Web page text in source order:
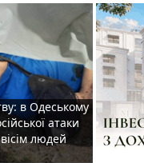
в Одеському
атаки
людей